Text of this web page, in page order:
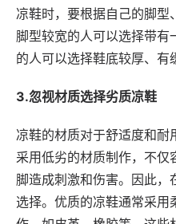
凉鞋时，要根据自己的脚型
脚型较宽的人可以选择带有
的人可以选择鞋底较厚、有
3.忽视材质选择劣质凉鞋
凉鞋的材质对于舒适度和耐
采用低劣的材质制作，不仅
脚造成刺激和伤害。因此，
选择。优质的凉鞋通常采用